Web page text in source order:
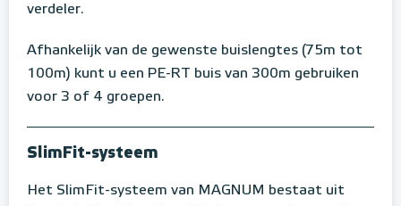
verdeler.
Afhankelijk van de gewenste buislengtes (75m tot
100m) kunt u een PE-RT buis van 300m gebruiken
voor 3 of 4 groepen.
SlimFit-systeem
Het SlimFit-systeem van MAGNUM bestaat uit